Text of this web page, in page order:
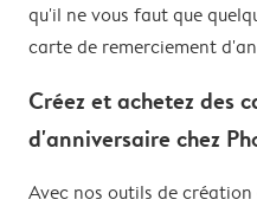
qu'il ne vous faut que
carte de remerciement
Créez et achetez des
d'anniversaire chez
Avec nos outils de